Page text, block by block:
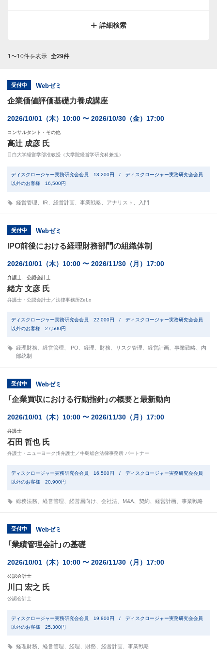
詳細検索
1〜10件を表示 全29件
受付中 Webゼミ
企業価値評価基礎力養成講座
2026/10/01（木）10:00 〜 2026/10/30（金）17:00
コンサルタント・その他
髙辻 成彦 氏
目白大学経営学部准教授（大学院経営学研究科兼担）
ディスクロージャー実務研究会会員 13,200円 / ディスクロージャー実務研究会会員
以外のお客様 16,500円
経営管理 IR 経営計画 事業戦略 アナリスト 入門
受付中 Webゼミ
IPO前後における経理財務部門の組織体制
2026/10/01（木）10:00 〜 2026/11/30（月）17:00
弁護士、公認会計士
緒方 文彦 氏
弁護士・公認会計士／法律事務所ZeLo
ディスクロージャー実務研究会会員 22,000円 / ディスクロージャー実務研究会会員
以外のお客様 27,500円
経理財務 経営管理 IPO 経理 財務 リスク管理 経営計画 事業戦略
内
部統制
受付中 Webゼミ
「企業買収における行動指針」の概要と最新動向
2026/10/01（木）10:00 〜 2026/11/30（月）17:00
弁護士
石田 哲也 氏
弁護士・ニューヨーク州弁護士／牛島総合法律事務所 パートナー
ディスクロージャー実務研究会会員 16,500円 / ディスクロージャー実務研究会会員
以外のお客様 20,900円
総務法務 経営管理 経営層向け 会社法 M&A 契約 経営計画 事業戦略
受付中 Webゼミ
「業績管理会計」の基礎
2026/10/01（木）10:00 〜 2026/11/30（月）17:00
公認会計士
川口 宏之 氏
公認会計士
ディスクロージャー実務研究会会員 19,800円 / ディスクロージャー実務研究会会員
以外のお客様 25,300円
経理財務 経営管理 経理 財務 経営計画 事業戦略